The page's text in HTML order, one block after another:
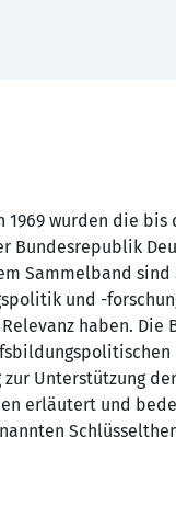
1969 wurden die
Bundesrepublik
Sammelband
und -
haben.
Unterstützung
erläutert und